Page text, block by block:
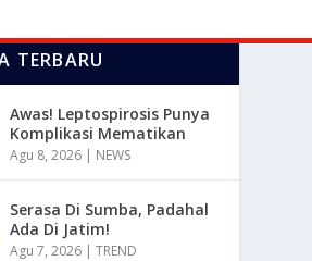
TERBARU
Awas! Leptospirosis Punya
Komplikasi Mematikan
Agu 8, 2026 | NEWS
Serasa Di Sumba, Padahal
Ada Di Jatim!
Agu 7, 2026 |TREND